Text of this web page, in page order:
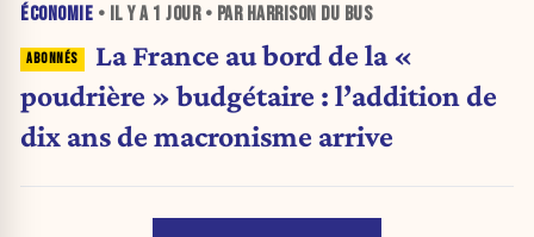
ÉCONOMIE • IL Y A 1 JOUR• PAR HARRISON DU BUS
La France au bord de la «
poudrière » budgétaire : l’addition de
dix ans de macronisme arrive